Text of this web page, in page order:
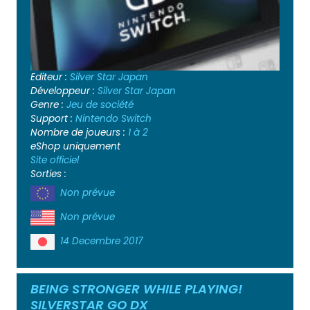
Editeur : Silver Star Japan
Développeur : Silver Star Japan
Genre : Jeu de société
Support : Nintendo Switch
Nombre de joueurs : 1 à 2
eShop uniquement
Site officiel
Sorties :
Non prévue
Non prévue
14 Decembre 2017
BEING STRONGER WHILE PLAYING!
SILVERSTAR GO DX